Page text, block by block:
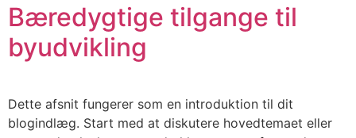
Bæredygtige tilgange til
byudvikling
Dette afsnit fungerer som en introduktion til dit
blogindlæg. Start med at diskutere hovedtemaet eller